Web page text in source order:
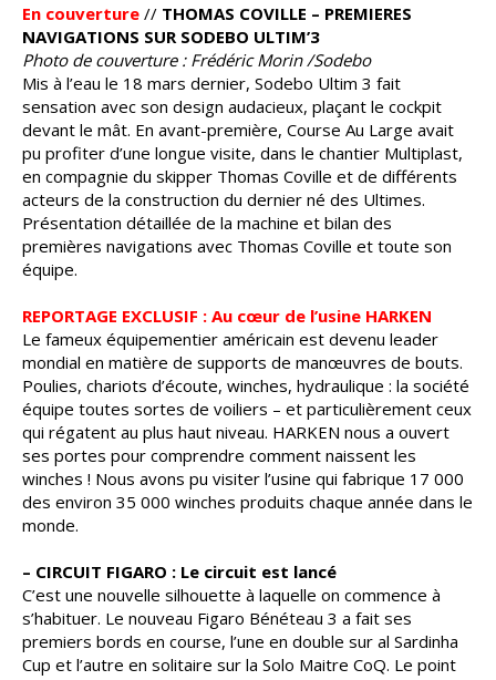
En couverture // THOMAS COVILLE – PREMIERES
NAVIGATIONS SUR SODEBO ULTIM’3
Photo de couverture : Frédéric Morin /Sodebo
Mis à l’eau le 18 mars dernier, Sodebo Ultim 3 fait
sensation avec son design audacieux, plaçant le cockpit
devant le mât. En avant-première, Course Au Large avait
pu profiter d’une longue visite, dans le chantier Multiplast,
en compagnie du skipper Thomas Coville et de différents
acteurs de la construction du dernier né des Ultimes.
Présentation détaillée de la machine et bilan des
premières navigations avec Thomas Coville et toute son
équipe.
REPORTAGE EXCLUSIF : Au cœur de l’usine HARKEN
Le fameux équipementier américain est devenu leader
mondial en matière de supports de manœuvres de bouts.
Poulies, chariots d’écoute, winches, hydraulique : la société
équipe toutes sortes de voiliers – et particulièrement ceux
qui régatent au plus haut niveau. HARKEN nous a ouvert
ses portes pour comprendre comment naissent les
winches ! Nous avons pu visiter l’usine qui fabrique 17 000
des environ 35 000 winches produits chaque année dans le
monde.
– CIRCUIT FIGARO : Le circuit est lancé
C’est une nouvelle silhouette à laquelle on commence à
s’habituer. Le nouveau Figaro Bénéteau 3 a fait ses
premiers bords en course, l’une en double sur al Sardinha
Cup et l’autre en solitaire sur la Solo Maitre CoQ. Le point